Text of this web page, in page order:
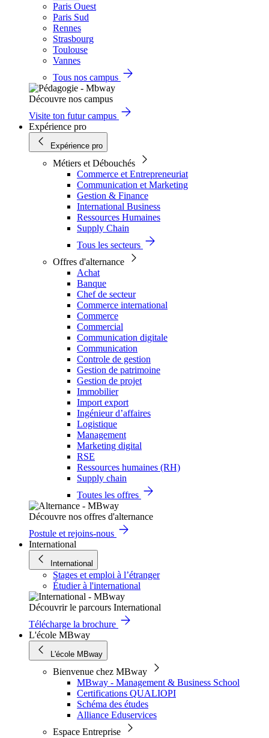
Paris Ouest
Paris Sud
Rennes
Strasbourg
Toulouse
Vannes
Tous nos campus
Découvre nos campus
Visite ton futur campus
Expérience pro
Expérience pro
Métiers et Débouchés
Commerce et Entrepreneuriat
Communication et Marketing
Gestion & Finance
International Business
Ressources Humaines
Supply Chain
Tous les secteurs
Offres d'alternance
Achat
Banque
Chef de secteur
Commerce international
Commerce
Commercial
Communication digitale
Communication
Controle de gestion
Gestion de patrimoine
Gestion de projet
Immobilier
Import export
Ingénieur d’affaires
Logistique
Management
Marketing digital
RSE
Ressources humaines (RH)
Supply chain
Toutes les offres
Découvre nos offres d'alternance
Postule et rejoins-nous
International
International
Stages et emploi à l’étranger
Étudier à l'international
Découvrir le parcours International
Télécharge la brochure
L'école MBway
L'école MBway
Bienvenue chez MBway
MBway - Management & Business School
Certifications QUALIOPI
Schéma des études
Alliance Eduservices
Espace Entreprise